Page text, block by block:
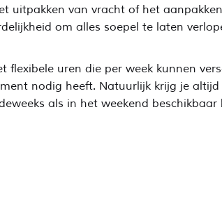
uitpakken van vracht of het
om alles soepel te laten
uren die per week kunnen
nodig heeft. Natuurlijk krijg je
als in het weekend beschikbaar